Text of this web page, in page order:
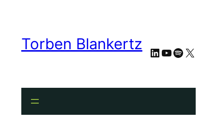
Torben Blankertz LinkedIn
YouTube
Spotify
X